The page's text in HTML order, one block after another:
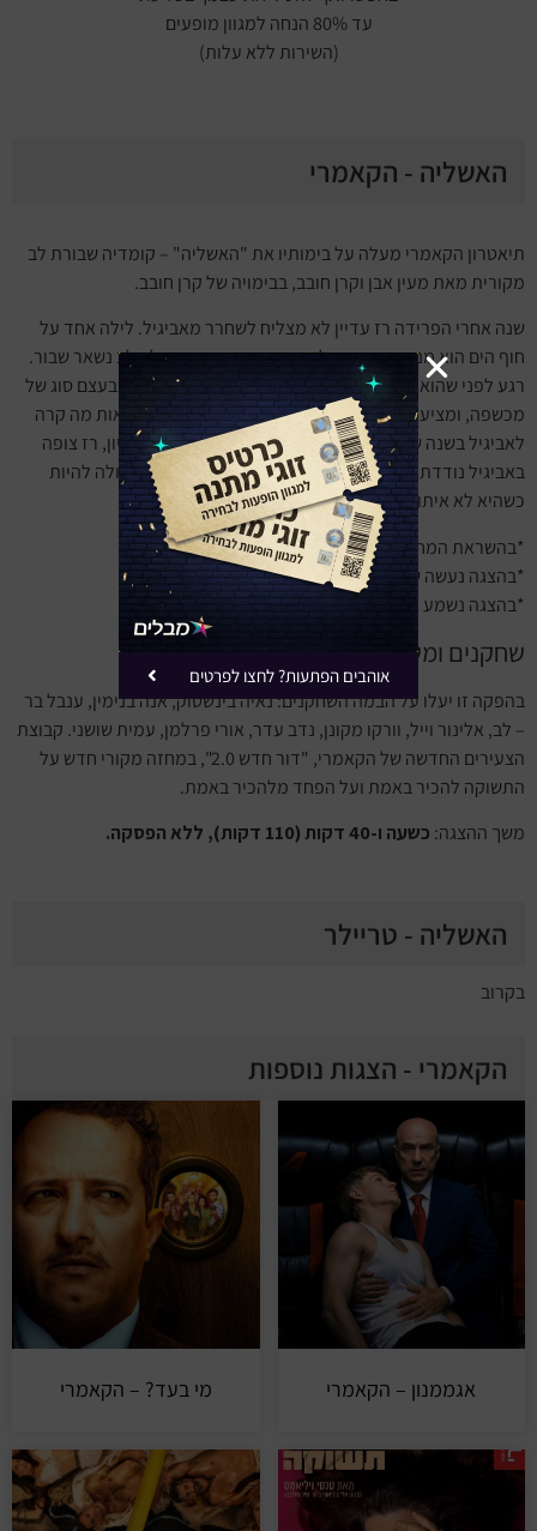
עד 80% הנחה למגוון מופעים
(השירות ללא עלות)
האשליה - הקאמרי
תיאטרון הקאמרי מעלה על בימותיו את "האשליה" – קומדיה שבורת לב
מקורית מאת מעין אבן וקרן חובב, בבימויה של קרן חובב.
שנה אחרי הפרידה רז עדיין לא מצליח לשחרר מאביגיל. לילה אחד על
חוף הים הוא מנסה סוף-סוף לפגוש מישהי חדשה, אבל הלב נשאר שבור.
רגע לפני שהוא בורח בהתנצלות, הדייט שלו מתוודה שהיא בעצם סוג של
מכשפה, ומציעה לו להגשים את משאלת ליבו הכמוסה: לראות מה קרה
לאביגיל בשנה שחלפה מאז שנעלמה מחייו. חיזיון אחר חיזיון, רז צופה
באביגיל נודדת בין מפגשים ליליים ונחשף לכל מה שהיא יכולה להיות
כשהיא לא איתו.
*בהשראת המחזה ״האשליה״ מאת פייר קורניי.
*בהצגה נעשה שימוש באביזר במה דמוי סיגריה.
*בהצגה נשמע קול נפץ ונראים אורות מהבהבים.
שחקנים ומשתתפים
בהפקה זו יעלו על הבמה השחקנים: נאיה בינשטוק, אנה בנימין, ענבל בר
– לב, אלינור וייל, וורקו מקונן, נדב עדר, אורי פרלמן, עמית שושני. קבוצת
הצעירים החדשה של הקאמרי, "דור חדש 2.0", במחזה מקורי חדש על
התשוקה להכיר באמת ועל הפחד מלהכיר באמת.
משך ההצגה: כשעה ו-40 דקות (110 דקות), ללא הפסקה.
האשליה - טריילר
בקרוב
הקאמרי - הצגות נוספות
אגממנון – הקאמרי מי בעד? – הקאמרי
אוהבים הפתעות? לחצו לפרטים